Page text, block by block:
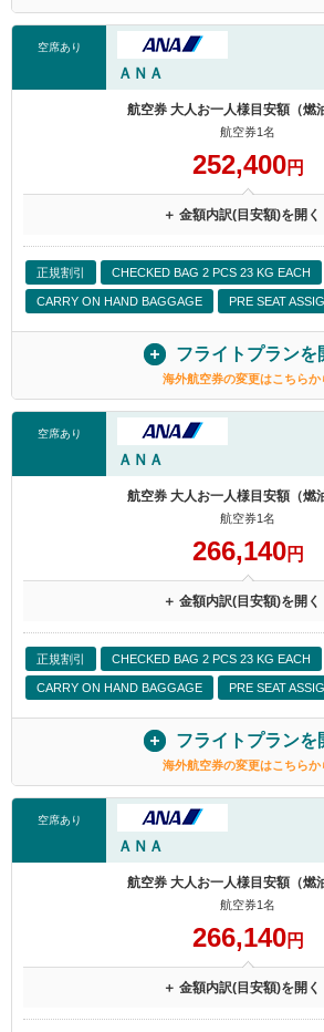
空席あり
ＡＮＡ
航空券 大人お一人様目安額（燃
航空券1名
252,400円
＋ 金額内訳(目安額)を開く
正規割引 CHECKED BAG 2 PCS 23 KG EACH
CARRY ON HAND BAGGAGE PRE SEAT
フライトプランを
海外航空券の変更はこちらか
空席あり
ＡＮＡ
航空券 大人お一人様目安額（燃
航空券1名
266,140円
＋ 金額内訳(目安額)を開く
正規割引 CHECKED BAG 2 PCS 23 KG EACH
CARRY ON HAND BAGGAGE PRE SEAT
フライトプランを
海外航空券の変更はこちらか
空席あり
ＡＮＡ
航空券 大人お一人様目安額（燃
航空券1名
266,140円
＋ 金額内訳(目安額)を開く